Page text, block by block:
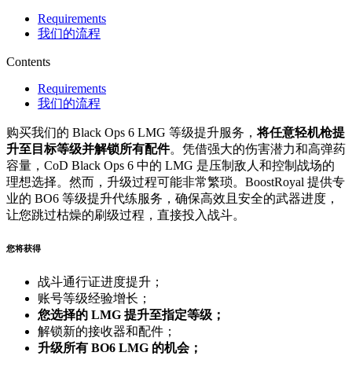
Requirements
我们的流程
Contents
Requirements
我们的流程
购买我们的 Black Ops 6 LMG 等级提升服务，将任意轻机枪提
升至目标等级并解锁所有配件。凭借强大的伤害潜力和高弹药
容量，CoD Black Ops 6 中的 LMG 是压制敌人和控制战场的
理想选择。然而，升级过程可能非常繁琐。BoostRoyal 提供专
业的 BO6 等级提升代练服务，确保高效且安全的武器进度，
让您跳过枯燥的刷级过程，直接投入战斗。
您将获得
战斗通行证进度提升；
账号等级经验增长；
您选择的 LMG 提升至指定等级；
解锁新的接收器和配件；
升级所有 BO6 LMG 的机会；